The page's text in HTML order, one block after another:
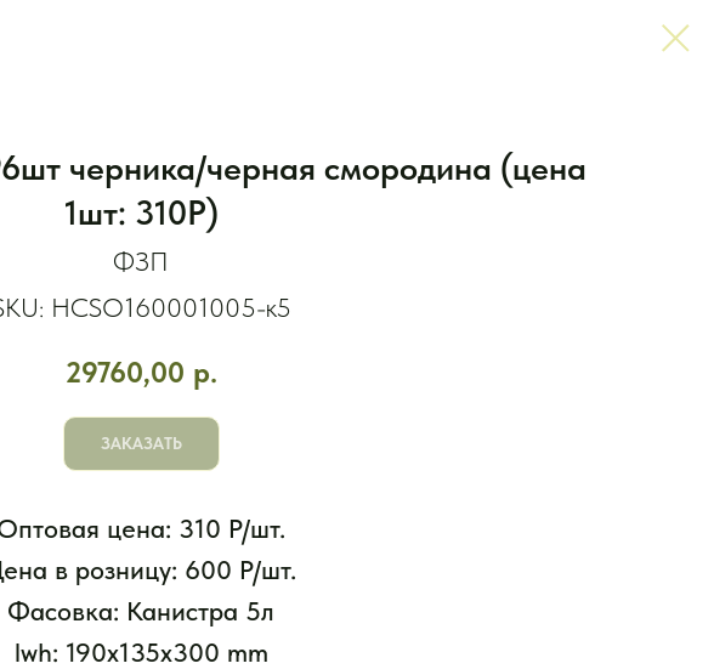
черника/черная смородина (цена
1шт: 310Р)
ФЗП
HCSO160001005-к5
29760,00 р.
ЗАКАЗАТЬ
цена: 310 Р/шт.
в розницу: 600 Р/шт.
Фасовка: Канистра 5л
lwh: 190x135x300 mm